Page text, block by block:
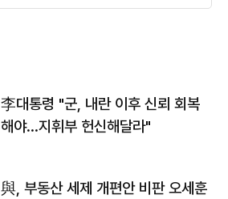
李대통령 "군, 내란 이후 신뢰 회복
해야…지휘부 헌신해달라"
與, 부동산 세제 개편안 비판 오세훈